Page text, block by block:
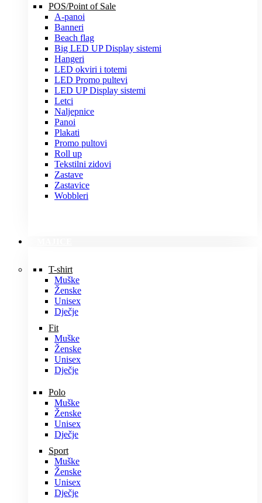
POS/Point of Sale
A-panoi
Banneri
Beach flag
Big LED UP Display sistemi
Hangeri
LED okviri i totemi
LED Promo pultevi
LED UP Display sistemi
Letci
Naljepnice
Panoi
Plakati
Promo pultovi
Roll up
Tekstilni zidovi
Zastave
Zastavice
Wobbleri
T-shirt
Muške
Ženske
Unisex
Dječje
Fit
Muške
Ženske
Unisex
Dječje
Polo
Muške
Ženske
Unisex
Dječje
Sport
Muške
Ženske
Unisex
Dječje